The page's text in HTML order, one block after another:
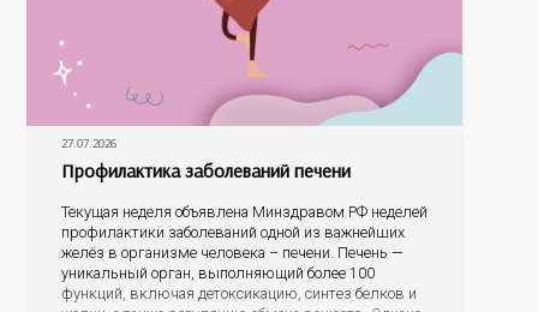
27.07.2026
Профилактика заболеваний печени
Текущая неделя объявлена Минздравом РФ неделей
профилактики заболеваний одной из важнейших
желёз в организме человека – печени. Печень —
уникальный орган, выполняющий более 100
функций, включая детоксикацию, синтез белков и